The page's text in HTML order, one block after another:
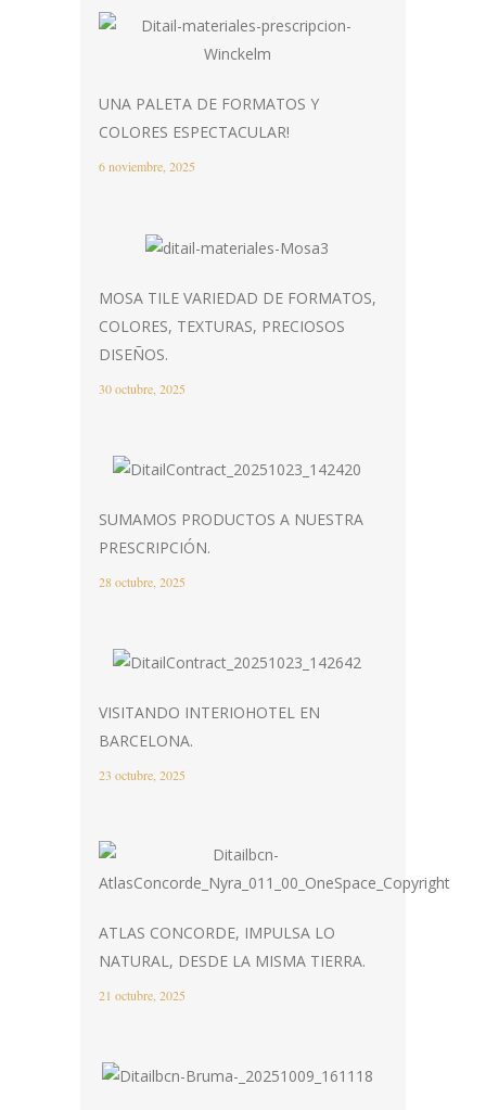
UNA PALETA DE FORMATOS Y
COLORES ESPECTACULAR!
6 noviembre, 2025
MOSA TILE VARIEDAD DE FORMATOS,
COLORES, TEXTURAS, PRECIOSOS
DISEÑOS.
30 octubre, 2025
SUMAMOS PRODUCTOS A NUESTRA
PRESCRIPCIÓN.
28 octubre, 2025
VISITANDO INTERIOHOTEL EN
BARCELONA.
23 octubre, 2025
ATLAS CONCORDE, IMPULSA LO
NATURAL, DESDE LA MISMA TIERRA.
21 octubre, 2025